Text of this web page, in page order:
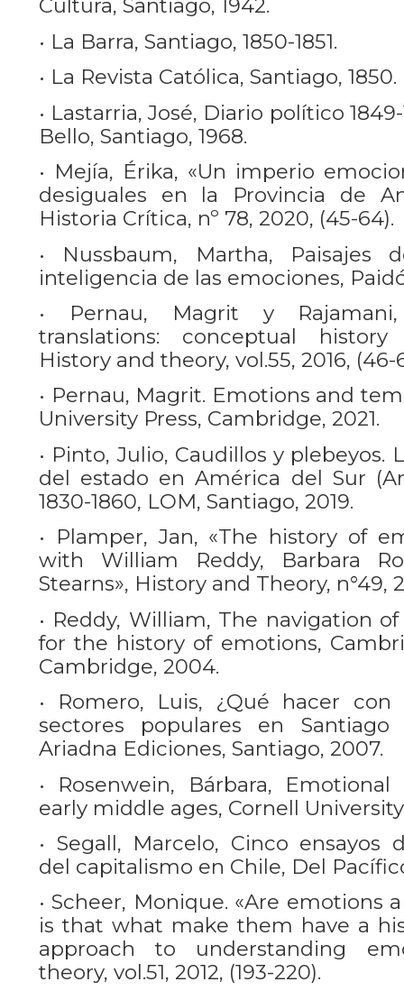
Cultura, Santiago, 1942.
• La Barra, Santiago, 1850-1851.
• La Revista Católica, Santiago, 1850.
• Lastarria, José, Diario político
Bello, Santiago, 1968.
• Mejía, Érika, «Un imperio
desiguales en la Provincia de
Historia Crítica, nº 78, 2020, (45-64).
• Nussbaum, Martha, Paisajes
inteligencia de las emociones,
• Pernau, Magrit y
translations: conceptual history
History and theory, vol.55, 2016, (46-
• Pernau, Magrit. Emotions and
University Press, Cambridge, 2021.
• Pinto, Julio, Caudillos y plebeyos.
del estado en América del Sur
1830-1860, LOM, Santiago, 2019.
• Plamper, Jan, «The history of
with William Reddy, Barbara
Stearns», History and Theory, n°49,
• Reddy, William, The navigation
for the history of emotions,
Cambridge, 2004.
• Romero, Luis, ¿Qué hacer
sectores populares en Santiago
Ariadna Ediciones, Santiago, 2007.
• Rosenwein, Bárbara,
early middle ages, Cornell
• Segall, Marcelo, Cinco ensayos
del capitalismo en Chile, Del
• Scheer, Monique. «Are emotions
is that what make them have a
approach to understanding
theory, vol.51, 2012, (193-220).